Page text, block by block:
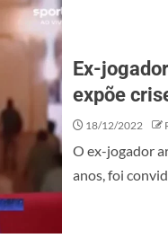
Ex-
expõe
18/12/2022
O ex-jogador
anos, foi